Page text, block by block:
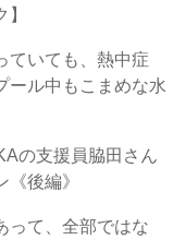
ていても、熱中症
ール中もこまめな水
の支援員脇田さん
後編》
って、全部ではな